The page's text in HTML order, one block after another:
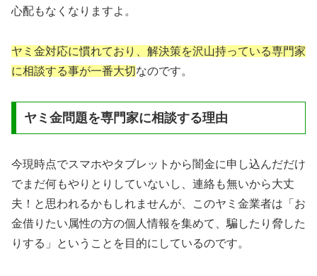
心配もなくなりますよ。
ヤミ金対応に慣れており、解決策を沢山持っている専門家
に相談する事が一番大切なのです。
ヤミ金問題を専門家に相談する理由
今現時点でスマホやタブレットから闇金に申し込んだだけ
でまだ何もやりとりしていないし、連絡も無いから大丈
夫！と思われるかもしれませんが、このヤミ金業者は「お
金借りたい属性の方の個人情報を集めて、騙したり脅した
りする」ということを目的にしているのです。